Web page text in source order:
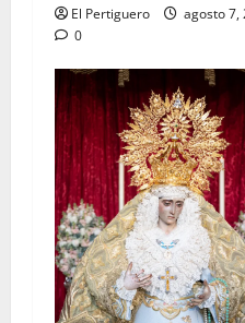
El Pertiguero
agosto 7,
0